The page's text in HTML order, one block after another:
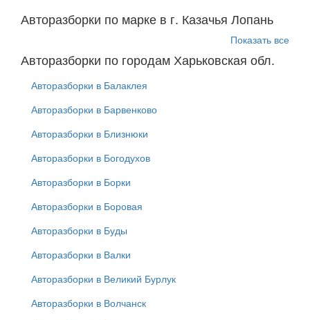
Авторазборки по марке в г. Казачья Лопань
Показать все
Авторазборки по городам Харьковская обл.
Авторазборки в Балаклея
Авторазборки в Барвенково
Авторазборки в Близнюки
Авторазборки в Богодухов
Авторазборки в Борки
Авторазборки в Боровая
Авторазборки в Буды
Авторазборки в Валки
Авторазборки в Великий Бурлук
Авторазборки в Волчанск